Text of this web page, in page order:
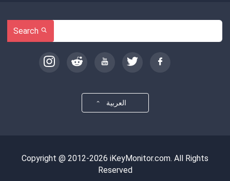
العربية
Copyright @ 2012-2026 iKeyMonitor.com. All Rights
Reserved